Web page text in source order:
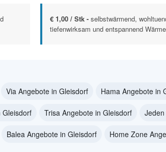
€ 1,00 / Stk - selbstwärmend,
tiefenwirksam und entspannend
Via Angebote in Gleisdorf Hama Angebote in
Gleisdorf Trisa Angebote in Gleisdorf
Balea Angebote in Gleisdorf Home Zone